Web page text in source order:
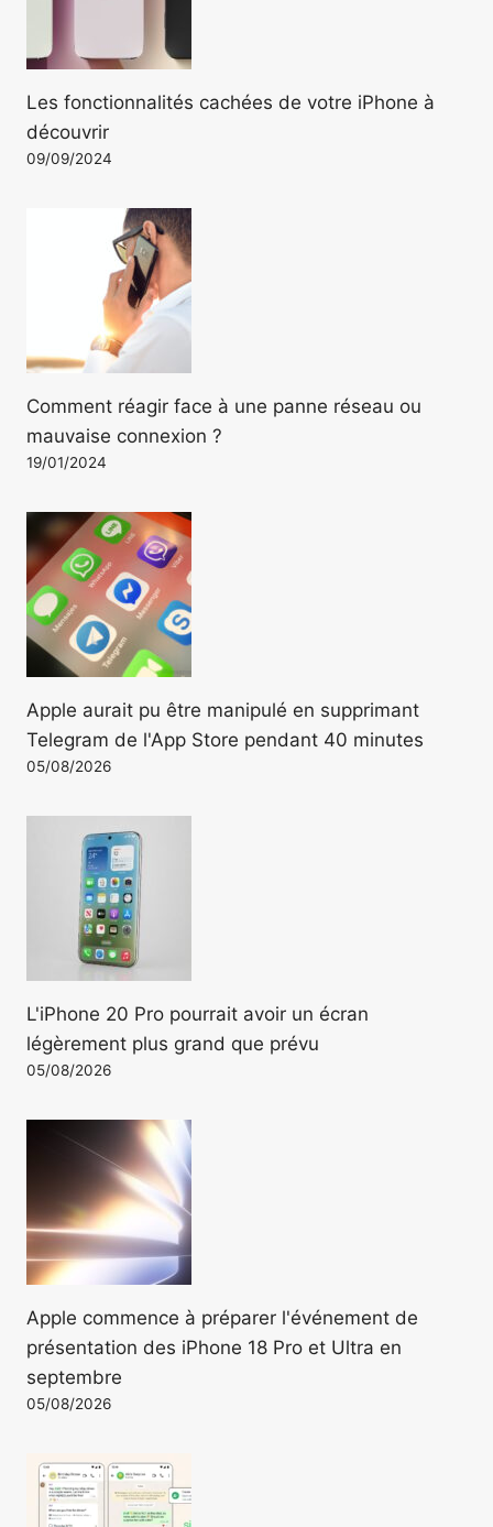
Les fonctionnalités cachées de votre iPhone à
découvrir
09/09/2024
Comment réagir face à une panne réseau ou
mauvaise connexion ?
19/01/2024
Apple aurait pu être manipulé en supprimant
Telegram de l'App Store pendant 40 minutes
05/08/2026
L'iPhone 20 Pro pourrait avoir un écran
légèrement plus grand que prévu
05/08/2026
Apple commence à préparer l'événement de
présentation des iPhone 18 Pro et Ultra en
septembre
05/08/2026